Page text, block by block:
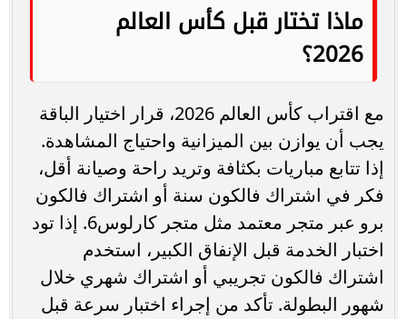
ماذا تختار قبل كأس العالم
2026؟
مع اقتراب كأس العالم 2026، قرار اختيار الباقة
يجب أن يوازن بين الميزانية واحتياج المشاهدة.
إذا تتابع مباريات بكثافة وتريد راحة وصيانة أقل،
فكر في اشتراك فالكون سنة أو اشتراك فالكون
برو عبر متجر معتمد مثل متجر كارلوس6. إذا تود
اختبار الخدمة قبل الإنفاق الكبير، استخدم
اشتراك فالكون تجريبي أو اشتراك شهري خلال
شهور البطولة. تأكد من إجراء اختبار سرعة قبل